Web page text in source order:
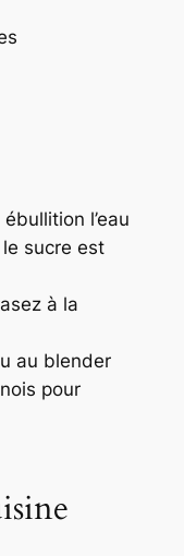
l’eau
sucre est
à la
au blender
pour